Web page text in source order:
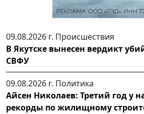
09.08.2026 г. Происшествия
В Якутске вынесен вердикт
СВФУ
09.08.2026 г. Политика
Айсен Николаев: Третий год у
рекорды по жилищному